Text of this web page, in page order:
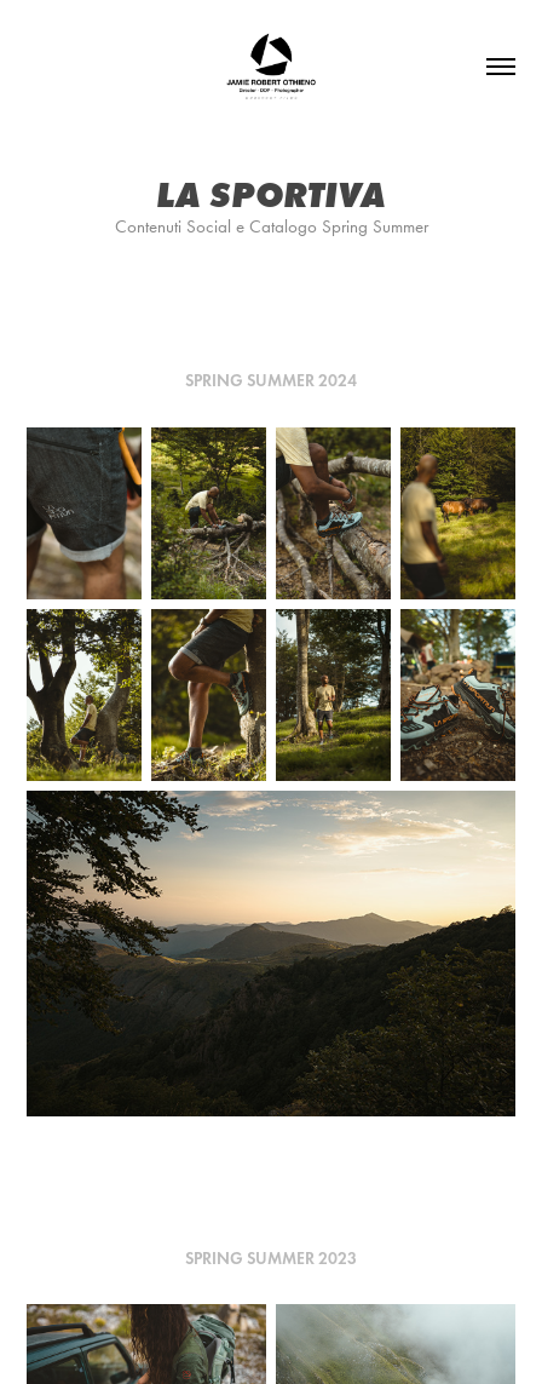
LA SPORTIVA
Contenuti Social e Catalogo Spring Summer
SPRING SUMMER 2024
SPRING SUMMER 2023